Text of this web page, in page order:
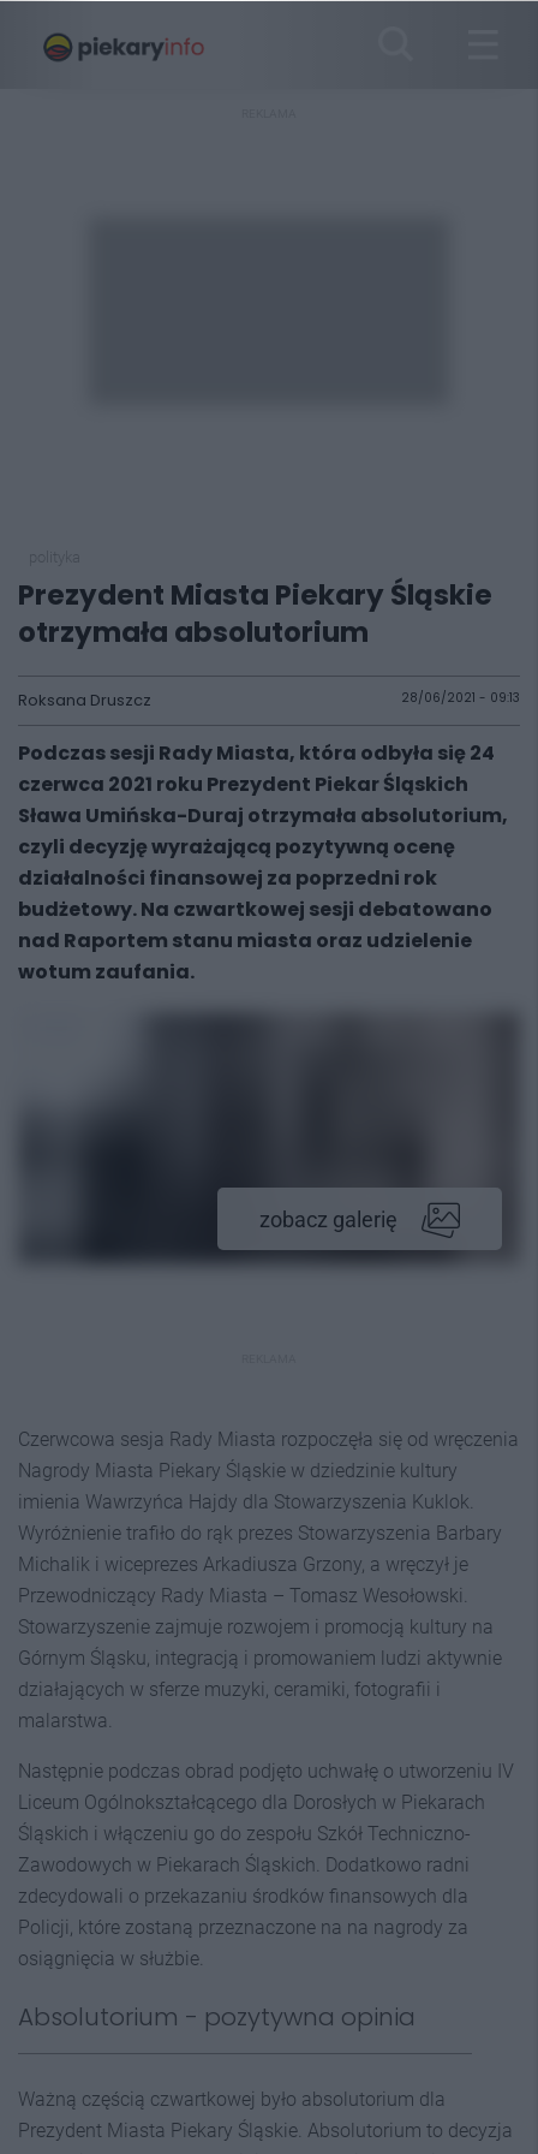
Prezydent Miasta Piekary Śląskie
otrzymała absolutorium
Roksana Druszcz 28/06/2021 - 09:13
Podczas sesji Rady Miasta, która odbyła się 24
czerwca 2021 roku Prezydent Piekar Śląskich
Sława Umińska-Duraj otrzymała absolutorium,
czyli decyzję wyrażającą pozytywną ocenę
działalności finansowej za poprzedni rok
budżetowy. Na czwartkowej sesji debatowano
nad Raportem stanu miasta oraz udzielenie
wotum zaufania.
zobacz galerię
Czerwcowa sesja Rady Miasta rozpoczęła się od wręczenia
Nagrody Miasta Piekary Śląskie w dziedzinie kultury
imienia Wawrzyńca Hajdy dla Stowarzyszenia Kuklok.
Wyróżnienie trafiło do rąk prezes Stowarzyszenia Barbary
Michalik i wiceprezes Arkadiusza Grzony, a wręczył je
Przewodniczący Rady Miasta – Tomasz Wesołowski.
Stowarzyszenie zajmuje rozwojem i promocją kultury na
Górnym Śląsku, integracją i promowaniem ludzi aktywnie
działających w sferze muzyki, ceramiki, fotografii i
malarstwa.
Następnie podczas obrad podjęto uchwałę o utworzeniu IV
Liceum Ogólnokształcącego dla Dorosłych w Piekarach
Śląskich i włączeniu go do zespołu Szkół Techniczno-
Zawodowych w Piekarach Śląskich. Dodatkowo radni
zdecydowali o przekazaniu środków finansowych dla
Policji, które zostaną przeznaczone na na nagrody za
osiągnięcia w służbie.
Absolutorium - pozytywna opinia
Ważną częścią czwartkowej było absolutorium dla
Prezydent Miasta Piekary Śląskie. Absolutorium to decyzja